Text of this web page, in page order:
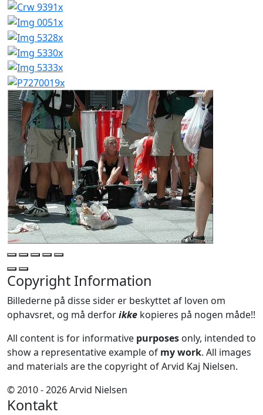
Copyright Information
Billederne på disse sider er beskyttet af loven om
ophavsret, og må derforikke kopieres på nogen måde!!
All content is for informative purposes only, intended to
show a representative example of my work. All images
and materials are the copyright of Arvid Kaj Nielsen.
© 2010 - 2026 Arvid Nielsen
Kontakt